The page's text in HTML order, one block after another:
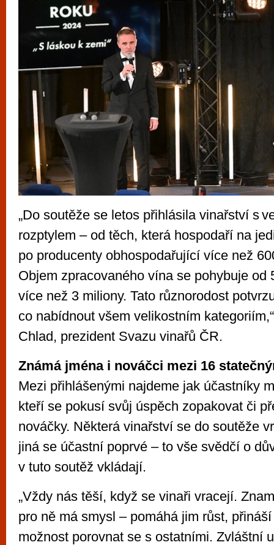
„Do soutěže se letos přihlásila vinařství s
rozptylem – od těch, která hospodaří na
po producenty obhospodařující více než
Objem zpracovaného vína se pohybuje od
více než 3 miliony. Tato různorodost
co nabídnout všem velikostním
Chlad, prezident Svazu vinařů ČR.
Známá jména i nováčci mezi 16
Mezi přihlášenými najdeme jak účastníky
kteří se pokusí svůj úspěch zopakovat či
nováčky. Některá vinařství se do soutěže
jiná se účastní poprvé – to vše svědčí o
v tuto soutěž vkládají.
„Vždy nás těší, když se vinaři vracejí.
pro ně má smysl – pomáhá jim růst,
možnost porovnat se s ostatními. Zvláštní